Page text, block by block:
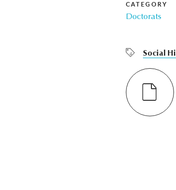
CATEGORY
Doctorats
Social